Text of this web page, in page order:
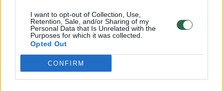
I want to opt-out of Collection, Use,
Retention, Sale, and/or Sharing of my
Personal Data that Is Unrelated with the
Purposes for which it was collected.
Opted Out
CONFIRM